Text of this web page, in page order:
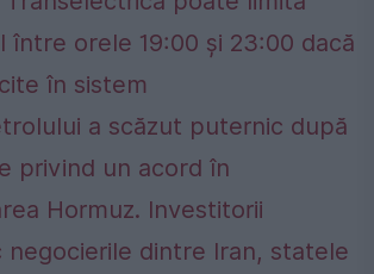
între orele 19:00 și 23:00 dacă
în sistem
a scăzut puternic după
privind un acord în
Hormuz. Investitorii
negocierile dintre Iran, statele